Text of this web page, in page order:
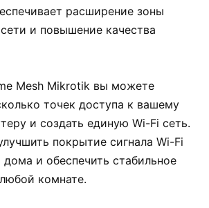
расширение зоны
и повышение качества
Mesh Mikrotik вы можете
точек доступа к вашему
и создать единую Wi-Fi сеть.
покрытие сигнала Wi-Fi
дома и обеспечить стабильное
комнате.